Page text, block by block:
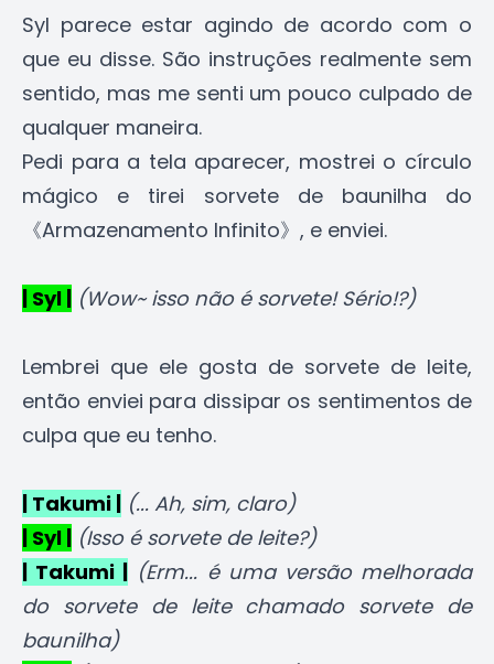
Syl parece estar agindo de acordo com o
que eu disse. São instruções realmente sem
sentido, mas me senti um pouco culpado de
qualquer maneira.
Pedi para a tela aparecer, mostrei o círculo
mágico e tirei sorvete de baunilha do
《Armazenamento Infinito》, e enviei.
| Syl | (Wow~ isso não é sorvete! Sério!?)
Lembrei que ele gosta de sorvete de leite,
então enviei para dissipar os sentimentos de
culpa que eu tenho.
| Takumi | (... Ah, sim, claro)
| Syl | (Isso é sorvete de leite?)
| Takumi | (Erm... é uma versão melhorada
do sorvete de leite chamado sorvete de
baunilha)